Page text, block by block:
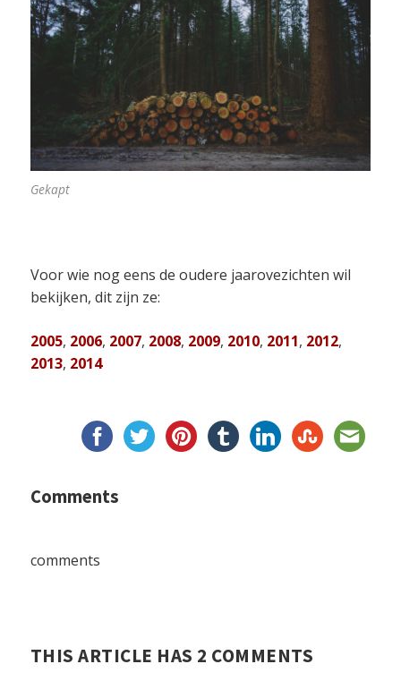
Gekapt
Voor wie nog eens de oudere jaarovezichten wil
bekijken, dit zijn ze:
2005, 2006, 2007, 2008, 2009, 2010, 2011, 2012,
2013, 2014
Comments
comments
THIS ARTICLE HAS 2 COMMENTS